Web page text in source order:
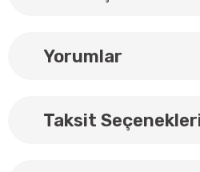
Yorumlar
Taksit